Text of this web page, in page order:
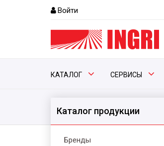
Войти
КАТАЛОГ СЕРВИСЫ
Каталог продукции
Бренды